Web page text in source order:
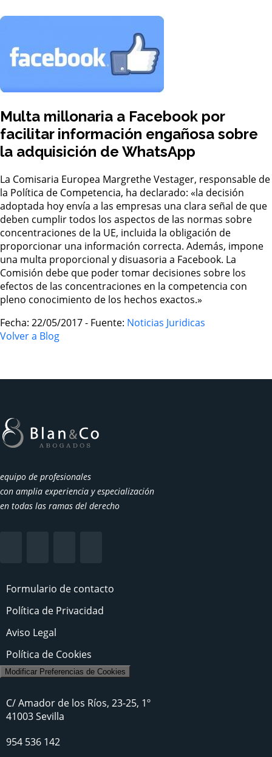
Multa millonaria a Facebook por
facilitar información engañosa sobre
la adquisición de WhatsApp
La Comisaria Europea Margrethe Vestager, responsable de
la Política de Competencia, ha declarado: «la decisión
adoptada hoy envía a las empresas una clara señal de que
deben cumplir todos los aspectos de las normas sobre
concentraciones de la UE, incluida la obligación de
proporcionar una información correcta. Además, impone
una multa proporcional y disuasoria a Facebook. La
Comisión debe que poder tomar decisiones sobre los
efectos de las concentraciones en la competencia con
pleno conocimiento de los hechos exactos.»
Fecha: 22/05/2017 - Fuente: Noticias Juridicas
Volver a Blog
equipo de profesionales
con amplia experiencia y especialización
en todas las ramas del derecho
Formulario de contacto
Política de Privacidad
Aviso Legal
Política de Cookies
Modificar Preferencias de Cookies
C/ Amador de los Ríos, 23-25, 1º
41003 Sevilla
954 536 142